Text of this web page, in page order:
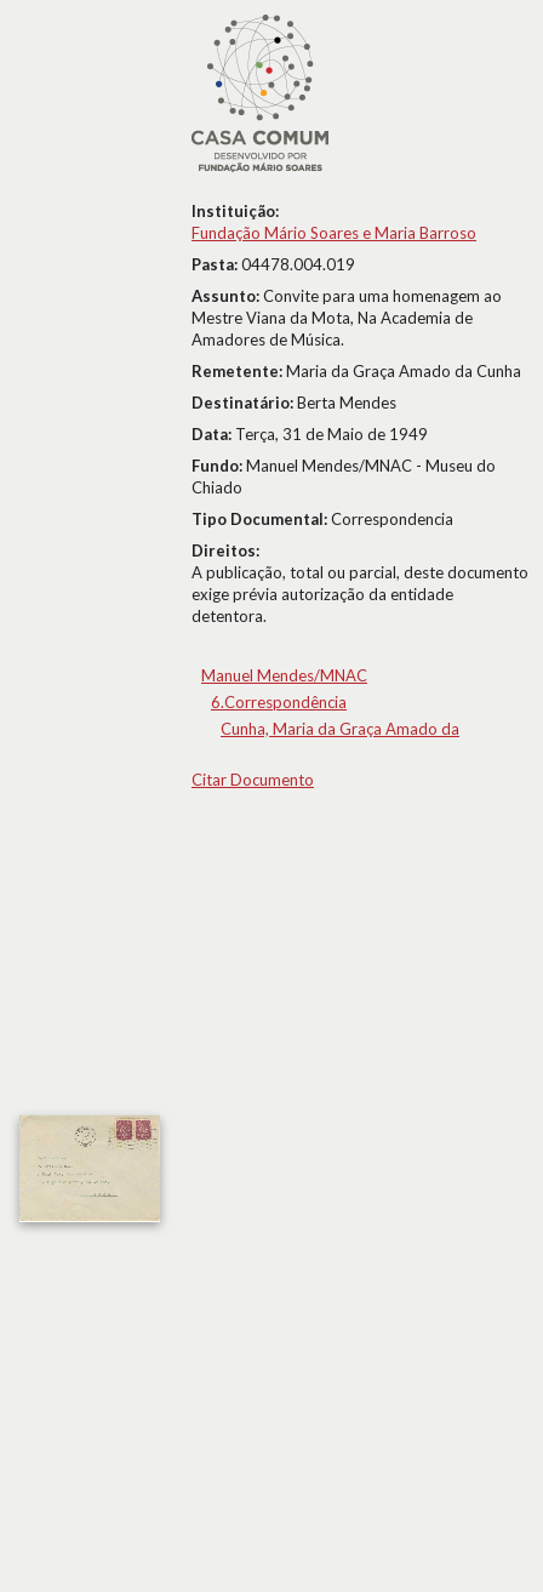
Instituição:
Fundação Mário Soares e Maria Barroso
Pasta:04478.004.019
Assunto:Convite para uma homenagem ao
Mestre Viana da Mota, Na Academia de
Amadores de Música.
Remetente:Maria da Graça Amado da Cunha
Destinatário:Berta Mendes
Data: Terça, 31 de Maio de 1949
Fundo:Manuel Mendes/MNAC - Museu do
Chiado
Tipo Documental:Correspondencia
Direitos:
A publicação, total ou parcial, deste documento
exige prévia autorização da entidade
detentora.
Manuel Mendes/MNAC
6.Correspondência
Cunha, Maria da Graça Amado da
Citar Documento